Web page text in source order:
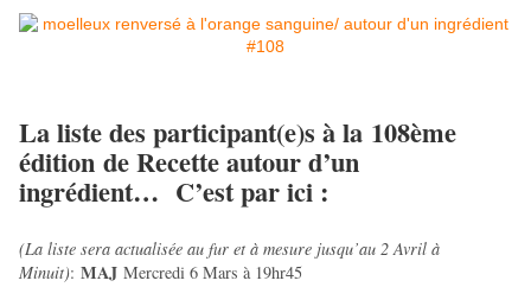
La liste des participant(e)s à la 108ème
édition de Recette autour d’un
ingrédient… C’est par ici :
(La liste sera actualisée au fur et à mesure jusqu’au 2 Avril à
Minuit): MAJ Mercredi 6 Mars à 19hr45